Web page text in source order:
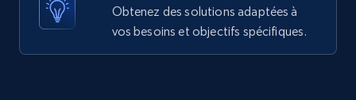
Obtenez des solutions adaptées à
vos besoins et objectifs spécifiques.